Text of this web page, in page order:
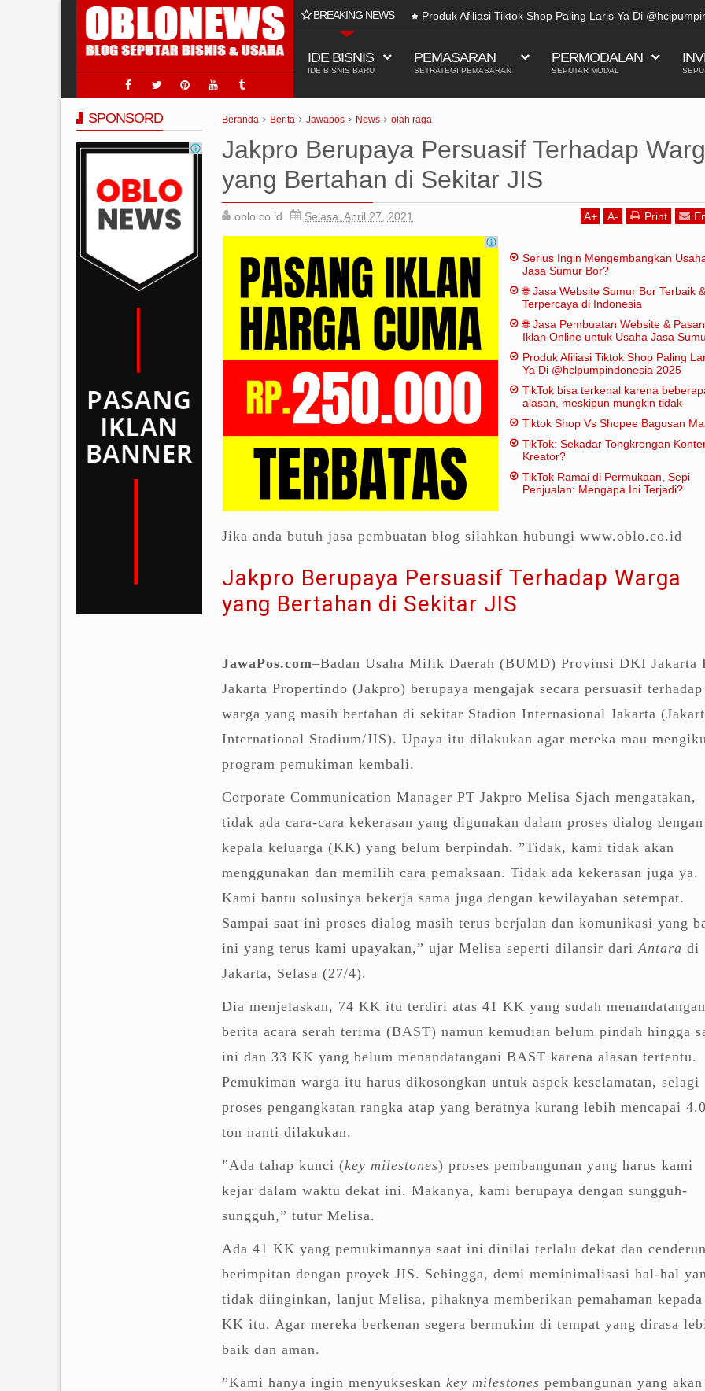
BREAKING NEWS
Iklan Online untuk Usaha Jasa Sumur Bor Produk Afiliasi Tiktok Shop Paling Laris Ya Di
IDE BISNIS
IDE BISNIS BARU
PEMASARAN
SETRATEGI PEMASARAN
PERMODALAN
SEPUTAR MODAL
Beranda Berita Jawapos News olah raga
Jakpro Berupaya Persuasif Terhadap
yang Bertahan di Sekitar JIS
oblo.co.id Selasa, April 27, 2021 A+ A- Print
Serius Ingin Mengembangkan
Jasa Sumur Bor?
🌐 Jasa Website Sumur Bor Terbaik &
Terpercaya di Indonesia
🌐 Jasa Pembuatan Website &
Iklan Online untuk Usaha Jasa
Produk Afiliasi Tiktok Shop Paling
Ya Di @hclpumpindonesia 2025
TikTok bisa terkenal karena
alasan, meskipun mungkin tidak
tradisional:
Tiktok Shop Vs Shopee Bagusan
TikTok: Sekadar Tongkrongan
Kreator?
TikTok Ramai di Permukaan, Sepi
Penjualan: Mengapa Ini Terjadi?
Jika anda butuh jasa pembuatan blog silahkan hubungi www.oblo.co.id
Jakpro Berupaya Persuasif Terhadap Warga
yang Bertahan di Sekitar JIS
JawaPos.com–Badan Usaha Milik Daerah (BUMD) Provinsi DKI Jakarta
Jakarta Propertindo (Jakpro) berupaya mengajak secara persuasif terhadap
warga yang masih bertahan di sekitar Stadion Internasional Jakarta
International Stadium/JIS). Upaya itu dilakukan agar mereka mau
program pemukiman kembali.
Corporate Communication Manager PT Jakpro Melisa Sjach mengatakan,
tidak ada cara-cara kekerasan yang digunakan dalam proses dialog
kepala keluarga (KK) yang belum berpindah. ”Tidak, kami tidak akan
menggunakan dan memilih cara pemaksaan. Tidak ada kekerasan juga ya.
Kami bantu solusinya bekerja sama juga dengan kewilayahan setempat.
Sampai saat ini proses dialog masih terus berjalan dan komunikasi yang
ini yang terus kami upayakan,” ujar Melisa seperti dilansir dari Antara di
Jakarta, Selasa (27/4).
Dia menjelaskan, 74 KK itu terdiri atas 41 KK yang sudah
berita acara serah terima (BAST) namun kemudian belum pindah hingga
ini dan 33 KK yang belum menandatangani BAST karena alasan tertentu.
Pemukiman warga itu harus dikosongkan untuk aspek keselamatan, selagi
proses pengangkatan rangka atap yang beratnya kurang lebih mencapai
ton nanti dilakukan.
”Ada tahap kunci (key milestones) proses pembangunan yang harus kami
kejar dalam waktu dekat ini. Makanya, kami berupaya dengan sungguh-
sungguh,” tutur Melisa.
Ada 41 KK yang pemukimannya saat ini dinilai terlalu dekat dan
berimpitan dengan proyek JIS. Sehingga, demi meminimalisasi hal-hal
tidak diinginkan, lanjut Melisa, pihaknya memberikan pemahaman
KK itu. Agar mereka berkenan segera bermukim di tempat yang dirasa
baik dan aman.
”Kami hanya ingin menyukseskan key milestones pembangunan yang akan
SPONSORD